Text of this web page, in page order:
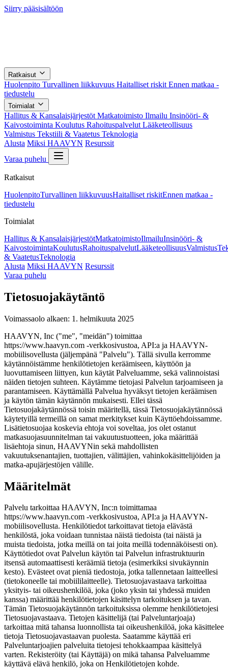
Siirry pääsisältöön
Ratkaisut
Huolenpito Turvallinen liikkuvuus Haitalliset riskit Ennen matkaa -
tiedustelu
Toimialat
Hallitus & Kansalaisjärjestöt Matkatoimisto Ilmailu Insinööri- &
Kaivostoiminta Koulutus Rahoituspalvelut Lääketeollisuus
Valmistus Tekstiili & Vaatetus Teknologia
Alusta Miksi HAAVYN Resurssit
Varaa puhelu
Ratkaisut
HuolenpitoTurvallinen liikkuvuusHaitalliset riskitEnnen matkaa -
tiedustelu
Toimialat
Hallitus & KansalaisjärjestötMatkatoimistoIlmailuInsinööri- &
KaivostoimintaKoulutusRahoituspalvelutLääketeollisuusValmistus
& VaatetusTeknologia
Alusta Miksi HAAVYN Resurssit
Varaa puhelu
Tietosuojakäytäntö
Voimassaolo alkaen: 1. helmikuuta 2025
HAAVYN, Inc ("me", "meidän") toimittaa
https://www.haavyn.com -verkkosivustoa, API:a ja HAAVYN-
mobiilisovellusta (jäljempänä "Palvelu"). Tällä sivulla kerromme
käytännöistämme henkilötietojen keräämiseen, käyttöön ja
luovuttamiseen liittyen, kun käytät Palveluamme, sekä valinnoistasi
näiden tietojen suhteen. Käytämme tietojasi Palvelun tarjoamiseen ja
parantamiseen. Käyttämällä Palvelua hyväksyt tietojen keräämisen
ja käytön tämän käytännön mukaisesti. Ellei tässä
Tietosuojakäytännössä toisin määritellä, tässä Tietosuojakäytännössä
käytetyillä termeillä on samat merkitykset kuin Käyttöehdoissamme.
Lisätietosuojaa koskevia ehtoja voi soveltaa, jos olet ostanut
matkasuojasuunnitelman tai vakuutustuotteen, joka määrittää
lisäehtoja sinun, HAAVYNin sekä mahdollisten
vakuutuksenantajien, tuottajien, välittäjien, vahinkokäsittelijöiden ja
matka-apujärjestöjen välille.
Määritelmät
Palvelu tarkoittaa HAAVYN, Inc:n toimittamaa
https://www.haavyn.com -verkkosivustoa, API:a ja HAAVYN-
mobiilisovellusta. Henkilötiedot tarkoittavat tietoja elävästä
henkilöstä, joka voidaan tunnistaa näistä tiedoista (tai näistä ja
muista tiedoista, jotka meillä on tai joita meillä todennäköisesti on).
Käyttötiedot ovat Palvelun käytön tai Palvelun infrastruktuurin
itsensä automaattisesti keräämiä tietoja (esimerkiksi sivukäynnin
kesto). Evästeet ovat pieniä tiedostoja, jotka tallennetaan laitteellesi
(tietokoneelle tai mobiililaitteelle). Tietosuojavastaava tarkoittaa
yksityis- tai oikeushenkilöä, joka (joko yksin tai yhdessä muiden
kanssa) määrittää henkilötietojen käsittelyn tarkoituksen ja tavan.
Tämän Tietosuojakäytännön tarkoituksissa olemme henkilötietojesi
Tietosuojavastaava. Tietojen käsittelijä (tai Palveluntarjoaja)
tarkoittaa mitä tahansa luonnollista tai oikeushenkilöä, joka käsittelee
tietoja Tietosuojavastaavan puolesta. Saatamme käyttää eri
Palveluntarjoajien palveluita tietojesi tehokkaampaa käsittelyä
varten. Rekisteröity (tai Käyttäjä) on mikä tahansa Palveluamme
käyttävä elävä henkilö, joka on Henkilötietojen kohde.